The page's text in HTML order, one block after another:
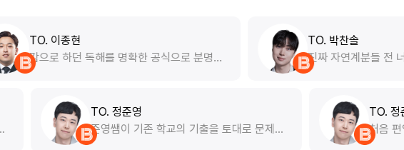
를 명확한 공식으로 분명하
의입니다. 엄청나게 많은
히 편했습니다. 편입 독해가
영어 독해 전체를 아우르는
진짜 자연계분들 전 너무 후회됩니다. 제가
딱 7월부터 박찬솔 선생님 커리듣기 시작했
어 11월부터 강의를
. 이전에는 모의고사
준영쌤이 기존 학교의 기출을 토대로 문제를
출제하시는데 기출을 여러번 푼 상태에서 기